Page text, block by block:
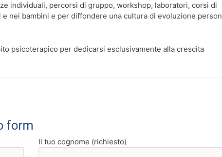
individuali, percorsi di gruppo, workshop, laboratori, corsi di
nei bambini e per diffondere una cultura di evoluzione
psicoterapico per dedicarsi esclusivamente alla crescita
form
Il tuo cognome (richiesto)